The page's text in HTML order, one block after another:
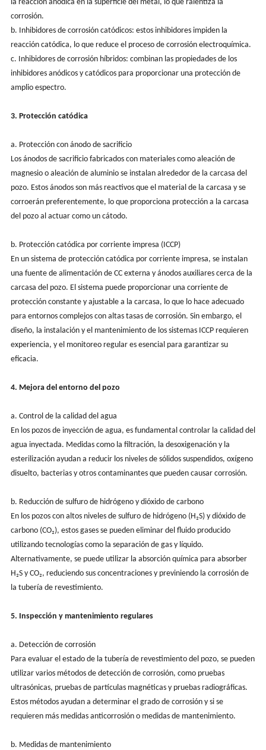
la reacción anódica en la superficie del metal, lo que ralentiza la
corrosión.
b. Inhibidores de corrosión catódicos: estos inhibidores impiden la
reacción catódica, lo que reduce el proceso de corrosión electroquímica.
c. Inhibidores de corrosión híbridos: combinan las propiedades de los
inhibidores anódicos y catódicos para proporcionar una protección de
amplio espectro.
3. Protección catódica
a. Protección con ánodo de sacrificio
Los ánodos de sacrificio fabricados con materiales como aleación de
magnesio o aleación de aluminio se instalan alrededor de la carcasa del
pozo. Estos ánodos son más reactivos que el material de la carcasa y se
corroerán preferentemente, lo que proporciona protección a la carcasa
del pozo al actuar como un cátodo.
b. Protección catódica por corriente impresa (ICCP)
En un sistema de protección catódica por corriente impresa, se instalan
una fuente de alimentación de CC externa y ánodos auxiliares cerca de la
carcasa del pozo. El sistema puede proporcionar una corriente de
protección constante y ajustable a la carcasa, lo que lo hace adecuado
para entornos complejos con altas tasas de corrosión. Sin embargo, el
diseño, la instalación y el mantenimiento de los sistemas ICCP requieren
experiencia, y el monitoreo regular es esencial para garantizar su
eficacia.
4. Mejora del entorno del pozo
a. Control de la calidad del agua
En los pozos de inyección de agua, es fundamental controlar la calidad del
agua inyectada. Medidas como la filtración, la desoxigenación y la
esterilización ayudan a reducir los niveles de sólidos suspendidos, oxígeno
disuelto, bacterias y otros contaminantes que pueden causar corrosión.
b. Reducción de sulfuro de hidrógeno y dióxido de carbono
En los pozos con altos niveles de sulfuro de hidrógeno (H₂S) y dióxido de
carbono (CO₂), estos gases se pueden eliminar del fluido producido
utilizando tecnologías como la separación de gas y líquido.
Alternativamente, se puede utilizar la absorción química para absorber
H₂S y CO₂, reduciendo sus concentraciones y previniendo la corrosión de
la tubería de revestimiento.
5. Inspección y mantenimiento regulares
a. Detección de corrosión
Para evaluar el estado de la tubería de revestimiento del pozo, se pueden
utilizar varios métodos de detección de corrosión, como pruebas
ultrasónicas, pruebas de partículas magnéticas y pruebas radiográficas.
Estos métodos ayudan a determinar el grado de corrosión y si se
requieren más medidas anticorrosión o medidas de mantenimiento.
b. Medidas de mantenimiento